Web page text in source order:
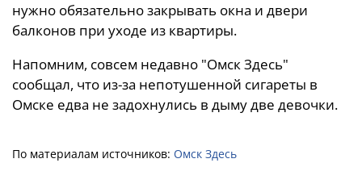
нужно обязательно закрывать окна и двери
балконов при уходе из квартиры.
Напомним, совсем недавно "Омск Здесь"
сообщал, что из-за непотушенной сигареты в
Омске едва не задохнулись в дыму две девочки.
По материалам источников: Омск Здесь